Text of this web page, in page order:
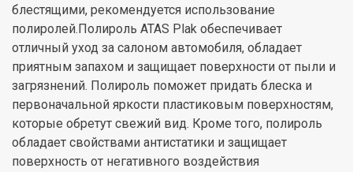
блестящими, рекомендуется использование
полиролей.Полироль ATAS Plak обеспечивает
отличный уход за салоном автомобиля, обладает
приятным запахом и защищает поверхности от пыли и
загрязнений. Полироль поможет придать блеска и
первоначальной яркости пластиковым поверхностям,
которые обретут свежий вид. Кроме того, полироль
обладает свойствами антистатики и защищает
поверхность от негативного воздействия